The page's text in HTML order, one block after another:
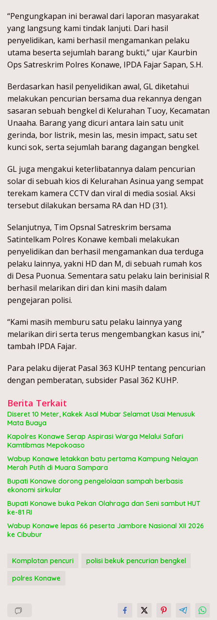
“Pengungkapan ini berawal dari laporan masyarakat
yang langsung kami tindak lanjuti. Dari hasil
penyelidikan, kami berhasil mengamankan pelaku
utama beserta sejumlah barang bukti,” ujar Kaurbin
Ops Satreskrim Polres Konawe, IPDA Fajar Sapan, S.H.
Berdasarkan hasil penyelidikan awal, GL diketahui
melakukan pencurian bersama dua rekannya dengan
sasaran sebuah bengkel di Kelurahan Tuoy, Kecamatan
Unaaha. Barang yang dicuri antara lain satu unit
gerinda, bor listrik, mesin las, mesin impact, satu set
kunci sok, serta sejumlah barang dagangan bengkel.
GL juga mengakui keterlibatannya dalam pencurian
solar di sebuah kios di Kelurahan Asinua yang sempat
terekam kamera CCTV dan viral di media sosial. Aksi
tersebut dilakukan bersama RA dan HD (31).
Selanjutnya, Tim Opsnal Satreskrim bersama
Satintelkam Polres Konawe kembali melakukan
penyelidikan dan berhasil mengamankan dua terduga
pelaku lainnya, yakni HD dan M, di sebuah rumah kos
di Desa Puonua. Sementara satu pelaku lain berinisial R
berhasil melarikan diri dan kini masih dalam
pengejaran polisi.
“Kami masih memburu satu pelaku lainnya yang
melarikan diri serta terus mengembangkan kasus ini,”
tambah IPDA Fajar.
Para pelaku dijerat Pasal 363 KUHP tentang pencurian
dengan pemberatan, subsider Pasal 362 KUHP.
Berita Terkait
Diseret 10 Meter, Kakek Asal Mubar Selamat Usai Menusuk
Mata Buaya
Kapolres Konawe Serap Aspirasi Warga Melalui Safari
Kamtibmas Mepokoaso
Wabup Konawe letakkan batu pertama Kampung Nelayan
Merah Putih di Muara Sampara
Bupati Konawe dorong pengelolaan sampah berbasis
ekonomi sirkular
Bupati Konawe buka Pekan Olahraga dan Seni sambut HUT
ke-81 RI
Wabup Konawe lepas 66 peserta Jambore Nasional XII 2026
ke Cibubur
Komplotan pencuri
polisi bekuk pencurian bengkel
polres Konawe